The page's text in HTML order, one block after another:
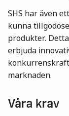
SHS har även
kunna
produkter.
erbjuda
marknaden.
Våra krav